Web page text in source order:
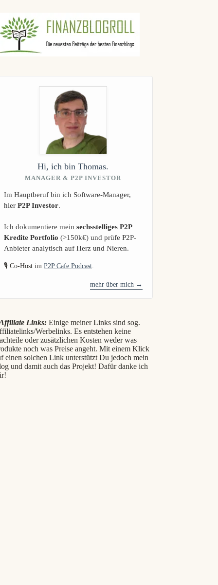
Hi, ich bin Thomas.
MANAGER & P2P INVESTOR
Im Hauptberuf bin ich Software-Manager,
hierP2P Investor.
Ich dokumentiere meinsechsstelliges P2P
Kredite Portfolio (>150k€) und prüfe P2P-
Anbieter analytisch auf Herz und Nieren.
🎙️ Co-Host imP2P Cafe Podcast
mehr über mich →
Links: Einige meiner Links sind sog.
Werbelinks. Es entstehen keine
oder zusätzlichen Kosten weder was
noch was Preise angeht. Mit einem Klick
einen solchen Link unterstützt Du jedoch mein
und damit auch das Projekt! Dafür danke ich